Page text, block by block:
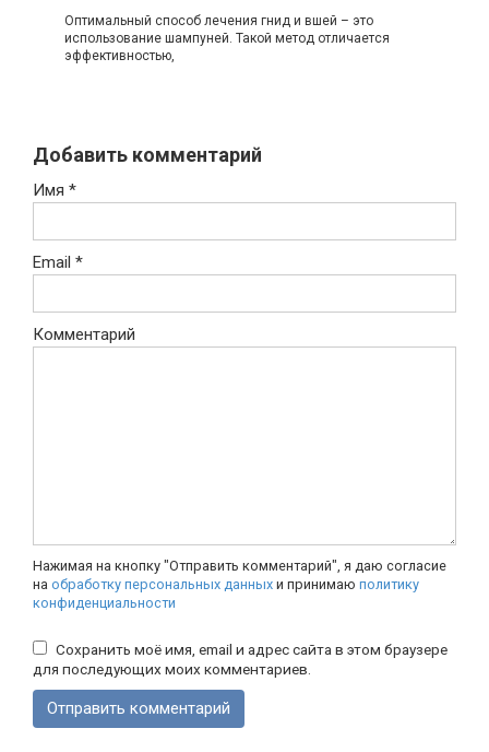
Оптимальный способ лечения гнид и вшей – это
использование шампуней. Такой метод отличается
эффективностью,
Добавить комментарий
Имя *
Email *
Комментарий
Нажимая на кнопку "Отправить комментарий", я даю согласие
на обработку персональных данных и принимаю политику
конфиденциальности
Сохранить моё имя, email и адрес сайта в этом браузере
для последующих моих комментариев.